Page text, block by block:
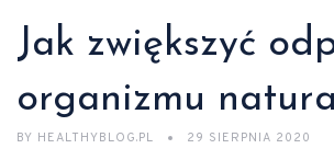
Jak zwiększyć
organizmu
BY HEALTHYBLOG.PL 29 SIERPNIA 2020